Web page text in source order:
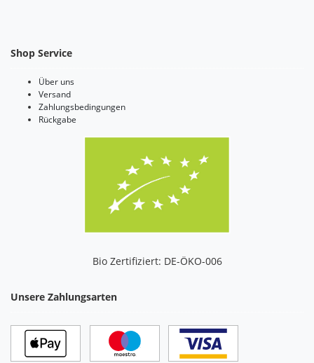
Shop Service
Über uns
Versand
Zahlungsbedingungen
Rückgabe
Bio Zertifiziert: DE-ÖKO-006
Unsere Zahlungsarten